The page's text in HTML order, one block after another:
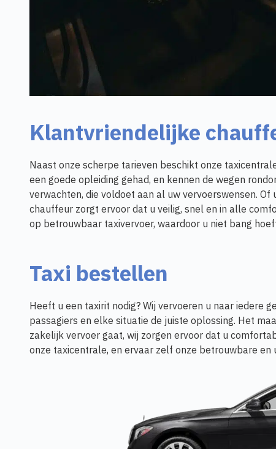
Klantvriendelijke
Naast onze scherpe tarieven beschikt onze
een goede opleiding gehad, en kennen de wegen
verwachten, die voldoet aan al uw vervoerswensen.
chauffeur zorgt ervoor dat u veilig, snel en in alle
op betrouwbaar taxivervoer, waardoor u niet bang
Taxi bestellen
Heeft u een taxirit nodig? Wij vervoeren u naar iedere
passagiers en elke situatie de juiste oplossing. Het
zakelijk vervoer gaat, wij zorgen ervoor dat u
onze taxicentrale, en ervaar zelf onze betrouwbare en